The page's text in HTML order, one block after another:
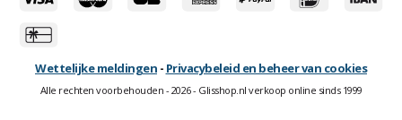
Wettelijke meldingen - Privacybeleid en beheer van cookies
Alle rechten voorbehouden - 2026 - Glisshop.nl verkoop online sinds 1999